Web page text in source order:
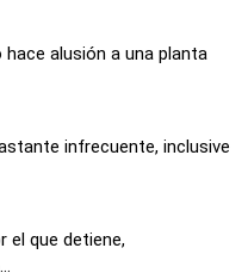
alusión a una planta
infrecuente, inclusive
el que detiene,